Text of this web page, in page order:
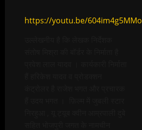
https://youtu.be/604im4g5MMo